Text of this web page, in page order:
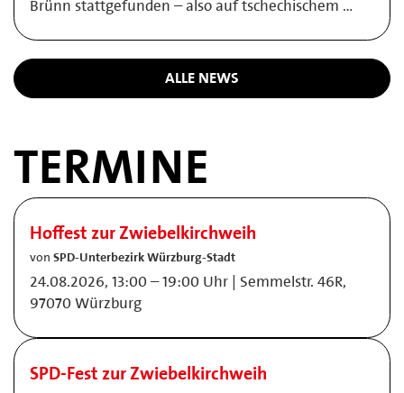
Brünn stattgefunden – also auf tschechischem …
ALLE NEWS
TERMINE
Hoffest zur Zwiebelkirchweih
von SPD-Unterbezirk Würzburg-Stadt
24.08.2026, 13:00 – 19:00 Uhr | Semmelstr. 46R,
97070 Würzburg
SPD-Fest zur Zwiebelkirchweih